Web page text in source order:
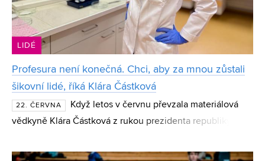
LIDÉ
Profesura není konečná. Chci, aby za mnou zůstali
šikovní lidé, říká Klára Částková
22. ČERVNA
Když letos v červnu převzala materiálová
vědkyně Klára Částková z rukou prezidenta republiky
vrchol, po kterém „už to výš nejde“. Sama však s ú